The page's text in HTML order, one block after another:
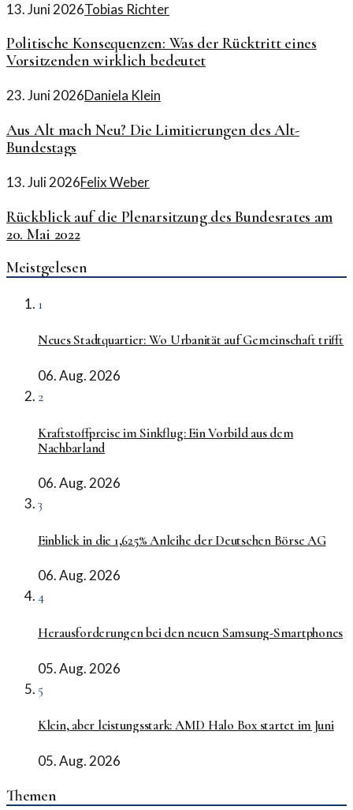
13. Juni 2026Tobias Richter
Politische Konsequenzen: Was der Rücktritt eines
Vorsitzenden wirklich bedeutet
23. Juni 2026Daniela Klein
Aus Alt mach Neu? Die Limitierungen des Alt-
Bundestags
13. Juli 2026Felix Weber
Rückblick auf die Plenarsitzung des Bundesrates am
20. Mai 2022
Meistgelesen
1
Neues Stadtquartier: Wo Urbanität auf Gemeinschaft trifft
06. Aug. 2026
2
Kraftstoffpreise im Sinkflug: Ein Vorbild aus dem
Nachbarland
06. Aug. 2026
3
Einblick in die 1,625% Anleihe der Deutschen Börse AG
06. Aug. 2026
4
Herausforderungen bei den neuen Samsung-Smartphones
05. Aug. 2026
5
Klein, aber leistungsstark: AMD Halo Box startet im Juni
05. Aug. 2026
Themen